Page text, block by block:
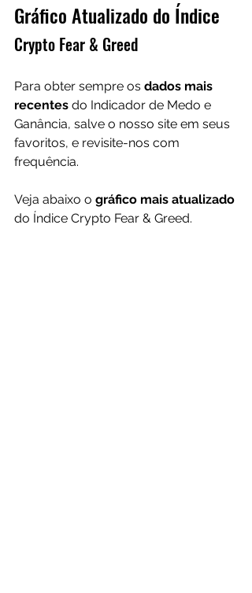
Gráfico Atualizado do Índice
Crypto Fear & Greed
Para obter sempre os dados mais
recentes do Indicador de Medo e
Ganância, salve o nosso site em seus
favoritos, e revisite-nos com
frequência.
Veja abaixo o gráfico mais atualizado
do Índice Crypto Fear & Greed.